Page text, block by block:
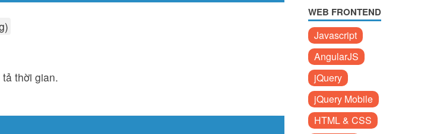
thời gian.
WEB FRONTEND
Javascript
AngularJS
jQuery
jQuery Mobile
HTML & CSS